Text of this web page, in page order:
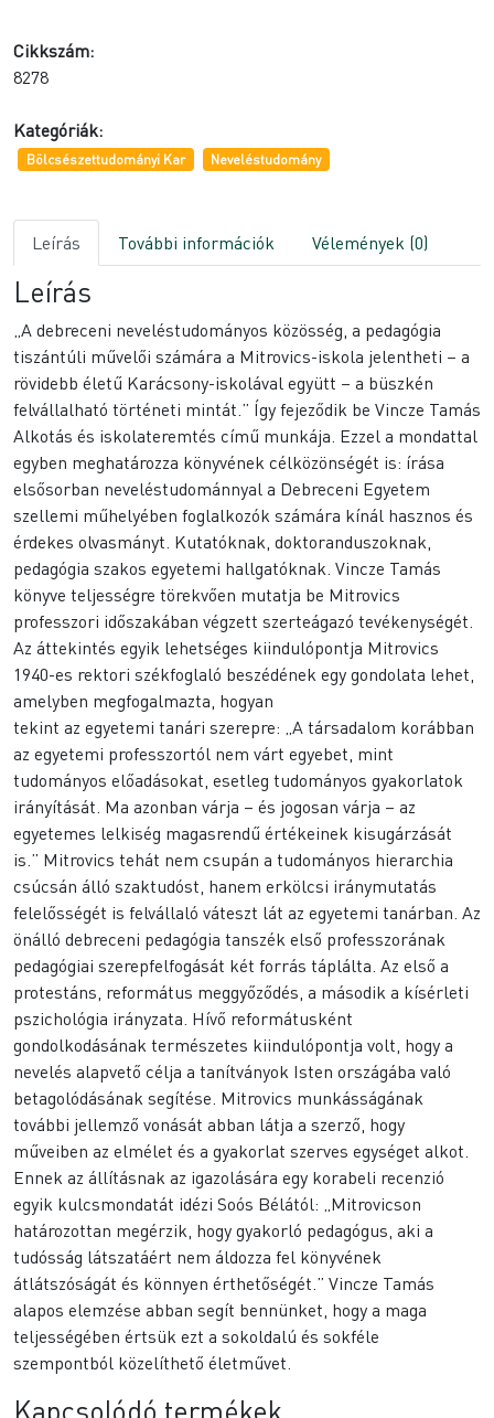
Cikkszám:
8278
Kategóriák:
Bölcsészettudományi Kar Neveléstudomány
Leírás További információk Vélemények (0)
Leírás
„A debreceni neveléstudományos közösség, a pedagógia
tiszántúli művelői számára a Mitrovics-iskola jelentheti – a
rövidebb életű Karácsony-iskolával együtt – a büszkén
felvállalható történeti mintát.” Így fejeződik be Vincze Tamás
Alkotás és iskolateremtés című munkája. Ezzel a mondattal
egyben meghatározza könyvének célközönségét is: írása
elsősorban neveléstudománnyal a Debreceni Egyetem
szellemi műhelyében foglalkozók számára kínál hasznos és
érdekes olvasmányt. Kutatóknak, doktoranduszoknak,
pedagógia szakos egyetemi hallgatóknak. Vincze Tamás
könyve teljességre törekvően mutatja be Mitrovics
professzori időszakában végzett szerteágazó tevékenységét.
Az áttekintés egyik lehetséges kiindulópontja Mitrovics
1940-es rektori székfoglaló beszédének egy gondolata lehet,
amelyben megfogalmazta, hogyan
tekint az egyetemi tanári szerepre: „A társadalom korábban
az egyetemi professzortól nem várt egyebet, mint
tudományos előadásokat, esetleg tudományos gyakorlatok
irányítását. Ma azonban várja – és jogosan várja – az
egyetemes lelkiség magasrendű értékeinek kisugárzását
is.” Mitrovics tehát nem csupán a tudományos hierarchia
csúcsán álló szaktudóst, hanem erkölcsi iránymutatás
felelősségét is felvállaló váteszt lát az egyetemi tanárban. Az
önálló debreceni pedagógia tanszék első professzorának
pedagógiai szerepfelfogását két forrás táplálta. Az első a
protestáns, református meggyőződés, a második a kísérleti
pszichológia irányzata. Hívő reformátusként
gondolkodásának természetes kiindulópontja volt, hogy a
nevelés alapvető célja a tanítványok Isten országába való
betagolódásának segítése. Mitrovics munkásságának
további jellemző vonását abban látja a szerző, hogy
műveiben az elmélet és a gyakorlat szerves egységet alkot.
Ennek az állításnak az igazolására egy korabeli recenzió
egyik kulcsmondatát idézi Soós Bélától: „Mitrovicson
határozottan megérzik, hogy gyakorló pedagógus, aki a
tudósság látszatáért nem áldozza fel könyvének
átlátszóságát és könnyen érthetőségét.” Vincze Tamás
alapos elemzése abban segít bennünket, hogy a maga
teljességében értsük ezt a sokoldalú és sokféle
szempontból közelíthető életművet.
Kapcsolódó termékek